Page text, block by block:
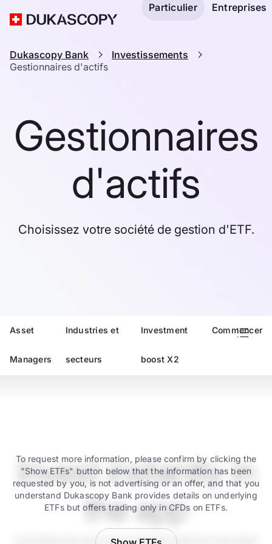
Particulier Entreprises
Dukascopy Bank
Investissements
Gestionnaires d'actifs
Gestionnaires
d'actifs
Choisissez votre société de gestion d'ETF.
Asset
Managers
Industries et
secteurs
Investment
boost X2
Commencer
Invest instantly in
the app
Activating the service is instant through the main bank
To request more information, please confirm by clicking the
"Show ETFs" button below that the information has been
requested by you, is not advertising or an offer, and that you
understand Dukascopy Bank provides details on underlying
ETFs but offers trading only in CFDs on ETFs.